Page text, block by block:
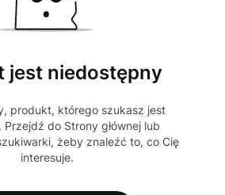
jest niedostępny
produkt, którego szukasz jest
do Strony głównej lub
żeby znaleźć to, co Cię
interesuje.